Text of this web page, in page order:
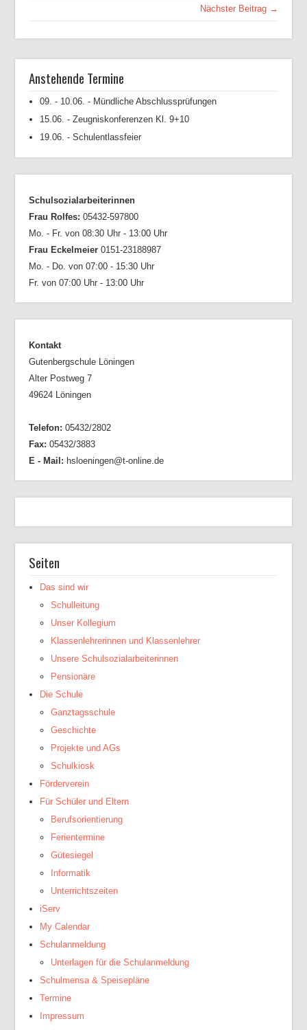
Nächster Beitrag →
Anstehende Termine
09. - 10.06. - Mündliche Abschlussprüfungen
15.06. - Zeugniskonferenzen Kl. 9+10
19.06. - Schulentlassfeier
Schulsozialarbeiterinnen
Frau Rolfes:05432-597800
Mo. - Fr. von 08:30 Uhr - 13:00 Uhr
Frau Eckelmeier 0151-23188987
Mo. - Do. von 07:00 - 15:30 Uhr
Fr. von 07:00 Uhr - 13:00 Uhr
Kontakt
Gutenbergschule Löningen
Alter Postweg 7
49624 Löningen
Telefon: 05432/2802
Fax: 05432/3883
E - Mail: hsloeningen@t-online.de
Seiten
Das sind wir
Schulleitung
Unser Kollegium
Klassenlehrerinnen und Klassenlehrer
Unsere Schulsozialarbeiterinnen
Pensionäre
Die Schule
Ganztagsschule
Geschichte
Projekte und AGs
Schulkiosk
Förderverein
Für Schüler und Eltern
Berufsorientierung
Ferientermine
Gütesiegel
Informatik
Unterrichtszeiten
iServ
My Calendar
Schulanmeldung
Unterlagen für die Schulanmeldung
Schulmensa & Speisepläne
Termine
Impressum